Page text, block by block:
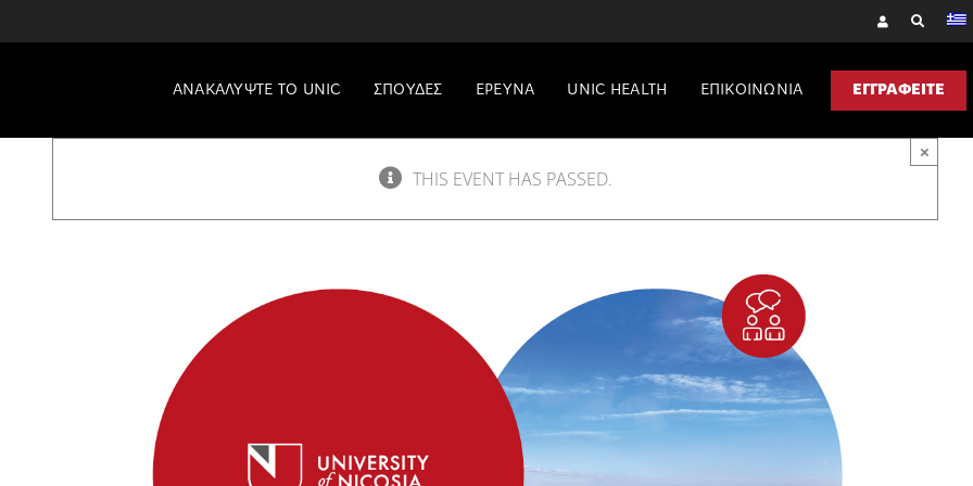
ΑΝΑΚΑΛΥΨΤΕ TO UNIC ΣΠΟΥΔΕΣ ΕΡΕΥΝΑ UNIC HEALTH ΕΠΙΚΟΙΝΩΝΙΑ ΕΓΓΡΑΦΕΙΤΕ
THIS EVENT HAS PASSED.
×